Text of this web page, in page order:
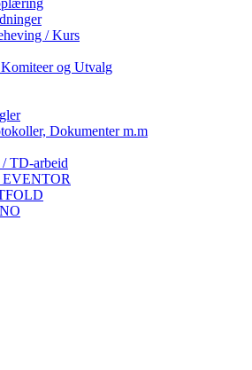
/ Kurs
og Utvalg
Dokumenter m.m
TD-arbeid